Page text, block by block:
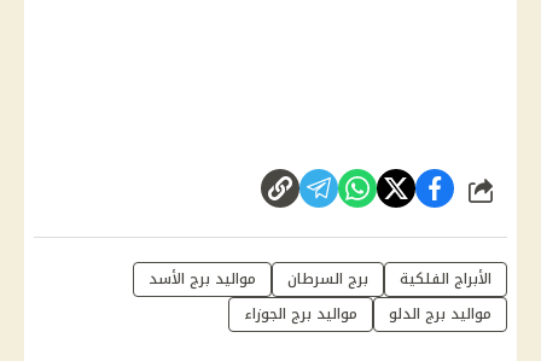
شارك
الأبراج الفلكية برج السرطان
مواليد برج الأسد
مواليد برج الدلو
مواليد برج الجوزاء